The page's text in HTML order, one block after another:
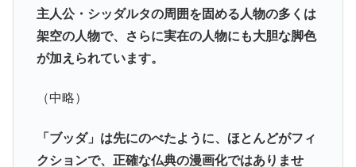
主人公・シッダルタの周囲を固める人物の多くは
架空の人物で、さらに実在の人物にも大胆な脚色
が加えられています。
（中略）
「ブッダ」は先にのべたように、ほとんどがフィ
クションで、正確な仏典の漫画化ではありませ